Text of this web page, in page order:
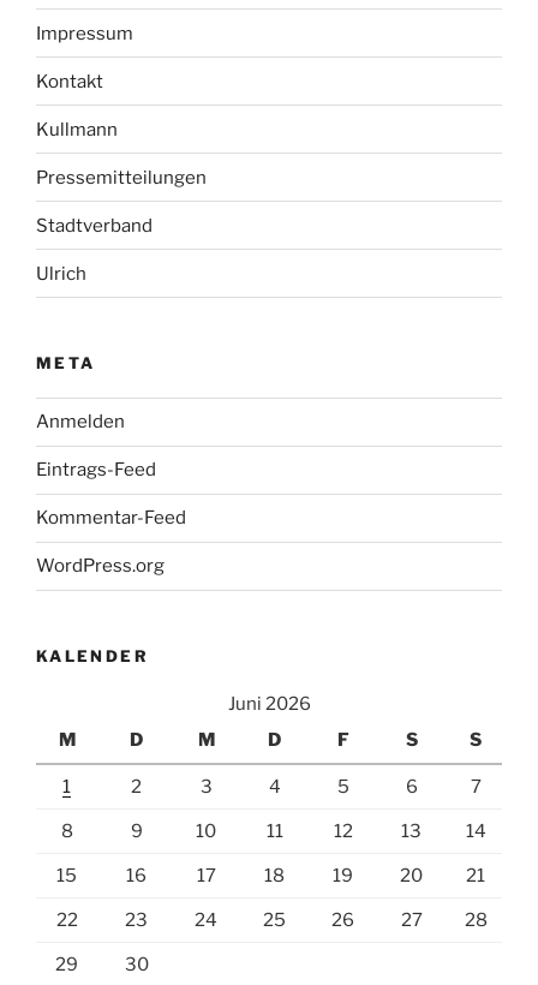
Impressum
Kontakt
Kullmann
Pressemitteilungen
Stadtverband
Ulrich
META
Anmelden
Eintrags-Feed
Kommentar-Feed
WordPress.org
KALENDER
Juni 2026
M
D M D F S S
1 2 3 4 5 6 7
8 9 10 11 12 13 14
15 16 17 18 19 20 21
22 23 24 25 26 27 28
29 30